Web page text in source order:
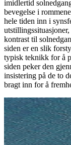
imidlertid
bevegelse i
hele tiden inn i
kontrast til
siden er en slik
typisk teknikk for å
siden peker den
insistering på de to
bragt inn for å